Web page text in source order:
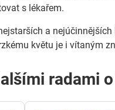
s lékařem.
a
květu je i vítaným
radami